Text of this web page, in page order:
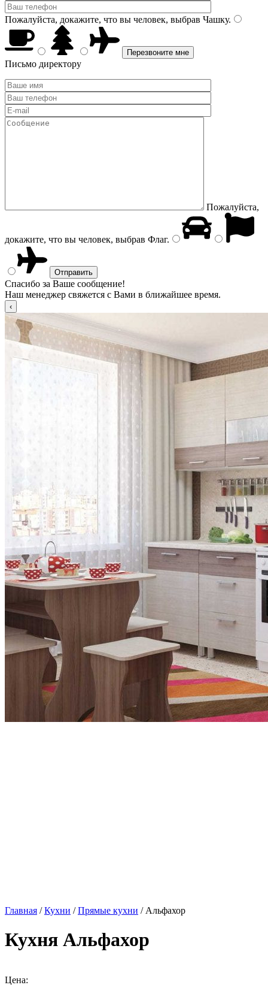
Пожалуйста, докажите, что вы человек, выбрав Чашку.
Письмо директору
Пожалуйста,
докажите, что вы человек, выбрав Флаг.
Спасибо за Ваше сообщение!
Наш менеджер свяжется с Вами в ближайшее время.
Главная /Кухни /Прямые кухни / Альфахор
Кухня Альфахор
Цена: